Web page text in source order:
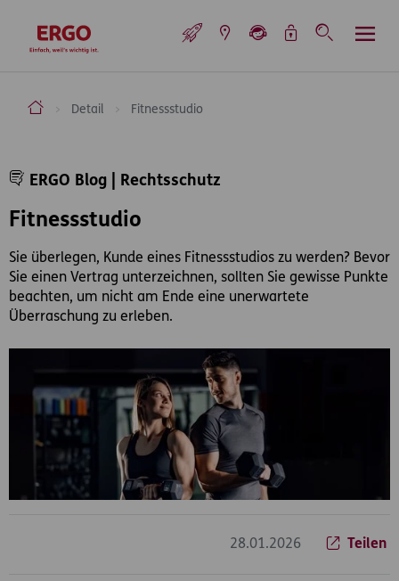
zur Startseite
ERGO Versicherung Aktiengesellschaft
Detail Fitnessstudio
Fitnessstudio
ERGO Blog | Rechtsschutz
Sie überlegen, Kunde eines Fitnessstudios zu werden? Bevor
Sie einen Vertrag unterzeichnen, sollten Sie gewisse Punkte
beachten, um nicht am Ende eine unerwartete
Überraschung zu erleben.
28.01.2026 Teilen